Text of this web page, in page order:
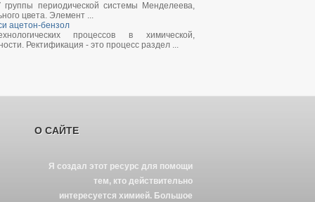
периодической системы Менделеева,
цвета. Элемент ...
ацетон-бензол
процессов в химической,
Ректификация - это процесс раздел ...
О САЙТЕ
Я создал этот ресурс для помощи
тем, кто действительно
интересуется химией. Большое